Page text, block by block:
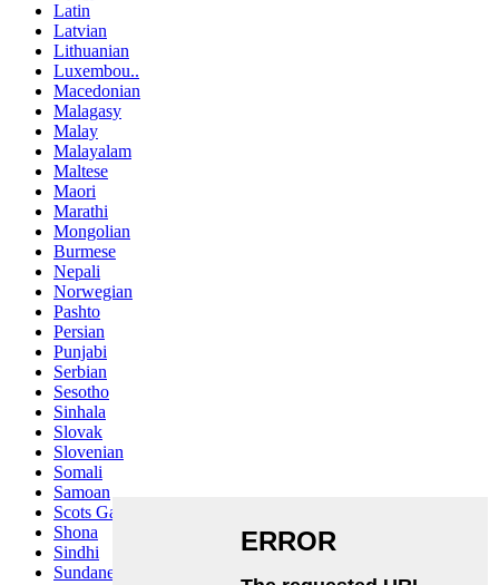
Latin
Latvian
Lithuanian
Luxembou..
Macedonian
Malagasy
Malay
Malayalam
Maltese
Maori
Marathi
Mongolian
Burmese
Nepali
Norwegian
Pashto
Persian
Punjabi
Serbian
Sesotho
Sinhala
Slovak
Slovenian
Somali
Samoan
Scots Gaelic
Shona
Sindhi
Sundanese